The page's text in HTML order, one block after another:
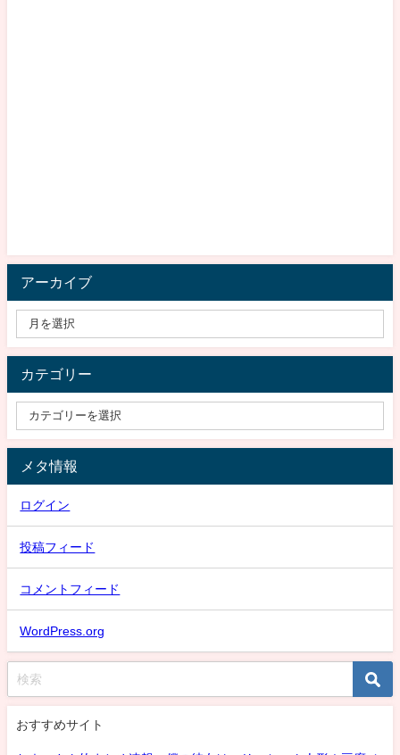
アーカイブ
カテゴリー
メタ情報
ログイン
投稿フィード
コメントフィード
WordPress.org
おすすめサイト